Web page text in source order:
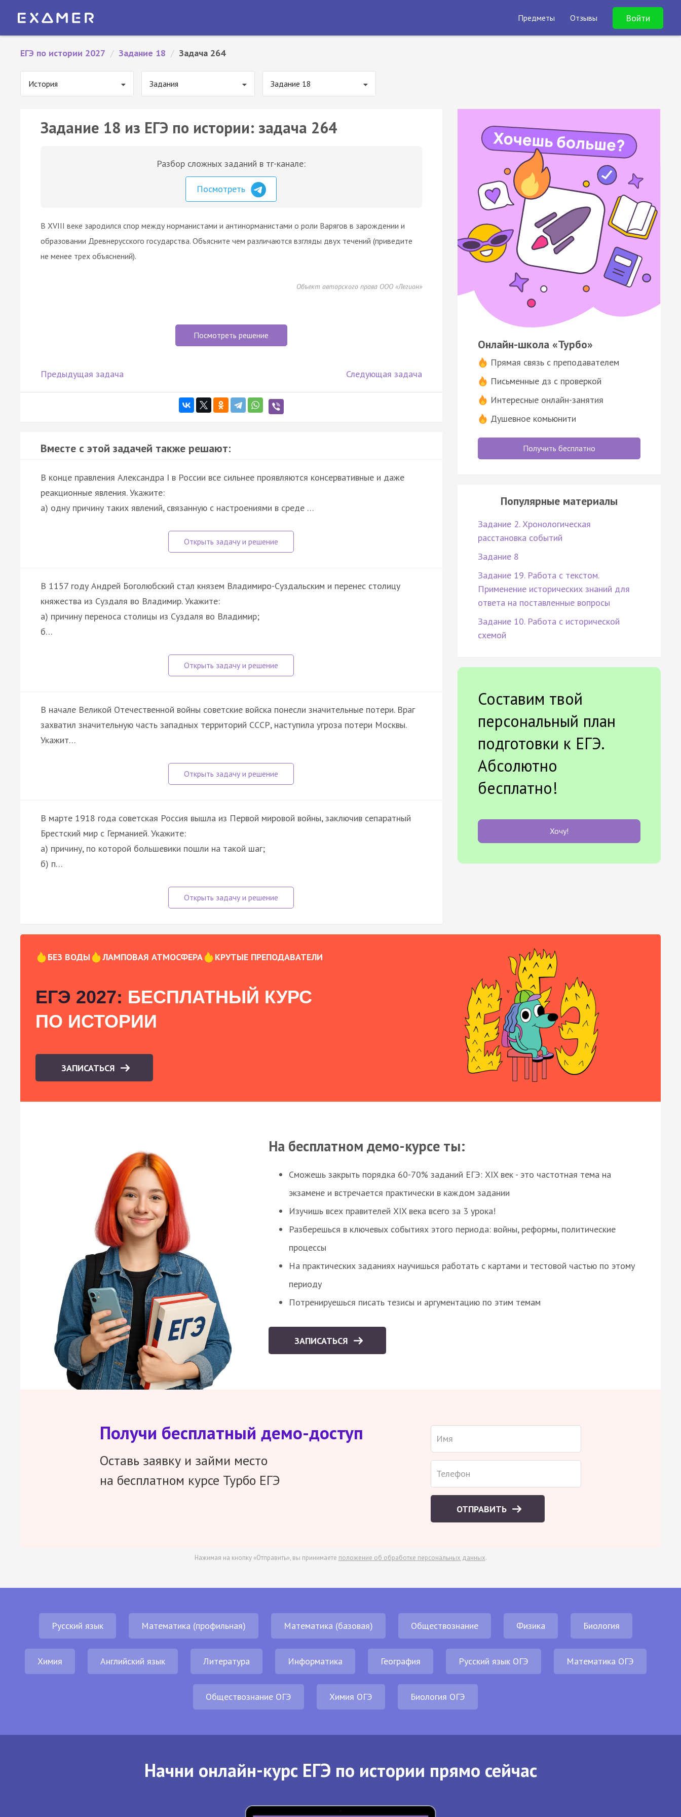
Предметы Отзывы Войти
ЕГЭ по истории 2027 / Задание 18 / Задача 264
История Задания Задание 18
Задание 18 из ЕГЭ по истории: задача 264
Разбор сложных заданий в тг-канале:
Посмотреть
В XVIII веке зародился спор между норманистами и антинорманистами о роли Варягов в зарождении и
образовании Древнерусского государства. Объясните чем различаются взгляды двух течений (приведите
не менее трех объяснений).
Объект авторского права ООО «Легион»
Посмотреть решение
Предыдущая задача Следующая задача
Вместе с этой задачей также решают:
В конце правления Александра I в России все сильнее проявляются консервативные и даже
реакционные явления. Укажите:
а) одну причину таких явлений, связанную с настроениями в среде …
В 1157 году Андрей Боголюбский стал князем Владимиро-Суздальским и перенес столицу
княжества из Суздаля во Владимир. Укажите:
а) причину переноса столицы из Суздаля во Владимир;
б…
В начале Великой Отечественной войны советские войска понесли значительные потери. Враг
захватил значительную часть западных территорий СССР, наступила угроза потери Москвы.
Укажит…
В марте 1918 года советская Россия вышла из Первой мировой войны, заключив сепаратный
Брестский мир с Германией. Укажите:
а) причину, по которой большевики пошли на такой шаг;
б) п…
Онлайн-школа «Турбо»
Прямая связь с преподавателем
Письменные дз с проверкой
Интересные онлайн-занятия
Душевное комьюнити
Получить бесплатно
Популярные материалы
Задание 2. Хронологическая
расстановка событий
Задание 8
Задание 19. Работа с текстом.
Применение исторических знаний для
ответа на поставленные вопросы
Задание 10. Работа с исторической
схемой
Составим твой
персональный план
подготовки к ЕГЭ.
Абсолютно
бесплатно!
Хочу!
БЕЗ ВОДЫ ЛАМПОВАЯ АТМОСФЕРА КРУТЫЕ ПРЕПОДАВАТЕЛИ
ЕГЭ 2027: БЕСПЛАТНЫЙ КУРС
ПО ИСТОРИИ
ЗАПИСАТЬСЯ
На бесплатном демо-курсе ты:
Сможешь закрыть порядка 60-70% заданий ЕГЭ: XIX век - это частотная тема на
экзамене и встречается практически в каждом задании
Изучишь всех правителей XIX века всего за 3 урока!
Разберешься в ключевых событиях этого периода: войны, реформы, политические
процессы
На практических заданиях научишься работать с картами и тестовой частью по этому
периоду
Потренируешься писать тезисы и аргументацию по этим темам
ЗАПИСАТЬСЯ
Получи бесплатный демо-доступ
Оставь заявку и займи место
на бесплатном курсе Турбо ЕГЭ
ОТПРАВИТЬ
Нажимая на кнопку «Отправить», вы принимаете положение об обработке персональных данных.
Русский язык Математика (профильная) Математика (базовая) Обществознание Физика Биология
Химия Английский язык Литература Информатика География Русский язык ОГЭ Математика ОГЭ
Обществознание ОГЭ Химия ОГЭ Биология ОГЭ
Начни онлайн-курс ЕГЭ по истории прямо сейчас